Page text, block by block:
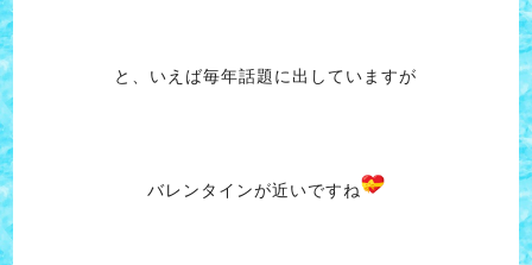
と、いえば毎年話題に出していますが
バレンタインが近いですね